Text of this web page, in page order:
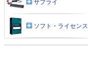
サプライ
ソフト・ライセンス